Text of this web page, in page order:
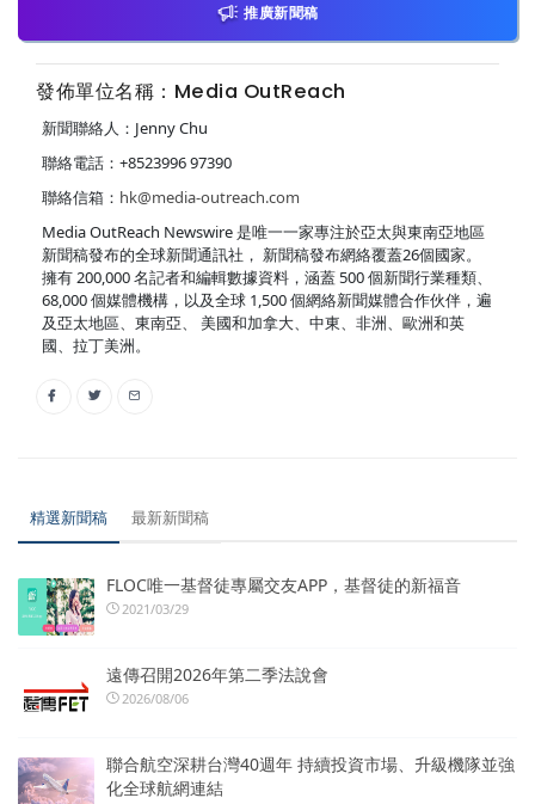
推廣新聞稿
發佈單位名稱：Media OutReach
新聞聯絡人：Jenny Chu
聯絡電話：+8523996 97390
聯絡信箱： hk@media-outreach.com
Media OutReach Newswire 是唯一一家專注於亞太與東南亞地區
新聞稿發布的全球新聞通訊社， 新聞稿發布網絡覆蓋26個國家。
擁有 200,000 名記者和編輯數據資料，涵蓋 500 個新聞行業種類、
68,000 個媒體機構，以及全球 1,500 個網絡新聞媒體合作伙伴，遍
及亞太地區、東南亞、 美國和加拿大、中東、非洲、歐洲和英
國、拉丁美洲。
精選新聞稿 最新新聞稿
FLOC唯一基督徒專屬交友APP，基督徒的新福音
2021/03/29
遠傳召開2026年第二季法說會
2026/08/06
聯合航空深耕台灣40週年 持續投資市場、升級機隊並強
化全球航網連結